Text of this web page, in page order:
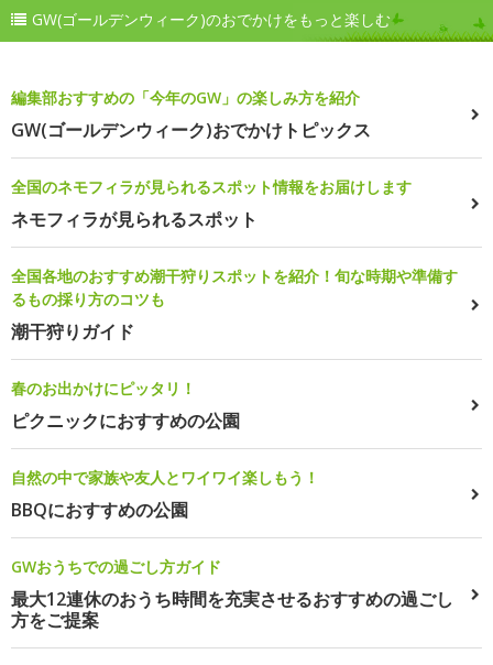
GW(ゴールデンウィーク)のおでかけをもっと楽しむ
編集部おすすめの「今年のGW」の楽しみ方を紹介
GW(ゴールデンウィーク)おでかけトピックス
全国のネモフィラが見られるスポット情報をお届けします
ネモフィラが見られるスポット
全国各地のおすすめ潮干狩りスポットを紹介！旬な時期や準備す
るもの採り方のコツも
潮干狩りガイド
春のお出かけにピッタリ！
ピクニックにおすすめの公園
自然の中で家族や友人とワイワイ楽しもう！
BBQにおすすめの公園
GWおうちでの過ごし方ガイド
最大12連休のおうち時間を充実させるおすすめの過ごし
方をご提案